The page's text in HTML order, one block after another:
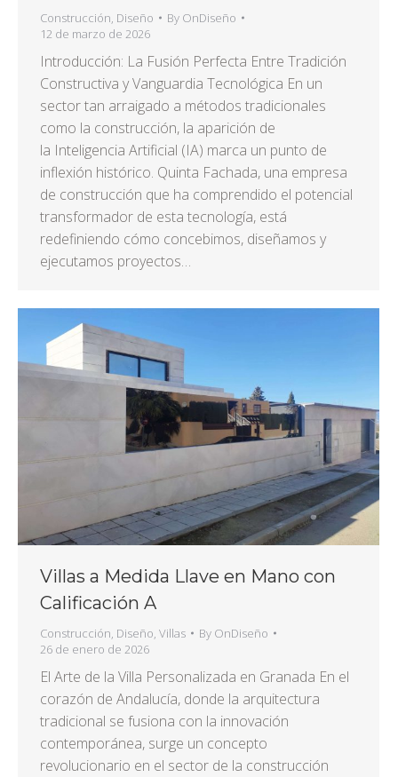
Construcción, Diseño By OnDiseño
12 de marzo de 2026
Introducción: La Fusión Perfecta Entre Tradición
Constructiva y Vanguardia Tecnológica En un
sector tan arraigado a métodos tradicionales
como la construcción, la aparición de
la Inteligencia Artificial (IA) marca un punto de
inflexión histórico. Quinta Fachada, una empresa
de construcción que ha comprendido el potencial
transformador de esta tecnología, está
redefiniendo cómo concebimos, diseñamos y
ejecutamos proyectos…
Villas a Medida Llave en Mano con
Calificación A
Construcción, Diseño, Villas By OnDiseño
26 de enero de 2026
El Arte de la Villa Personalizada en Granada En el
corazón de Andalucía, donde la arquitectura
tradicional se fusiona con la innovación
contemporánea, surge un concepto
revolucionario en el sector de la construcción